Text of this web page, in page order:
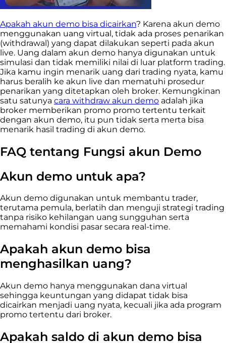
Apakah akun demo bisa dicairkan? Karena akun demo
menggunakan uang virtual, tidak ada proses penarikan
(withdrawal) yang dapat dilakukan seperti pada akun
live. Uang dalam akun demo hanya digunakan untuk
simulasi dan tidak memiliki nilai di luar platform trading.
Jika kamu ingin menarik uang dari trading nyata, kamu
harus beralih ke akun live dan mematuhi prosedur
penarikan yang ditetapkan oleh broker. Kemungkinan
satu satunya cara withdraw akun demo adalah jika
broker memberikan promo promo tertentu terkait
dengan akun demo, itu pun tidak serta merta bisa
menarik hasil trading di akun demo.
FAQ tentang Fungsi akun Demo
Akun demo untuk apa?
Akun demo digunakan untuk membantu trader,
terutama pemula, berlatih dan menguji strategi trading
tanpa risiko kehilangan uang sungguhan serta
memahami kondisi pasar secara real-time.
Apakah akun demo bisa
menghasilkan uang?
Akun demo hanya menggunakan dana virtual
sehingga keuntungan yang didapat tidak bisa
dicairkan menjadi uang nyata, kecuali jika ada program
promo tertentu dari broker.
Apakah saldo di akun demo bisa